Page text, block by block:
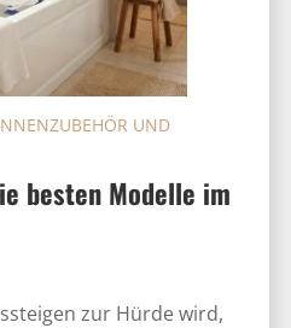
besten Modelle im
UND
zur Hürde wird,